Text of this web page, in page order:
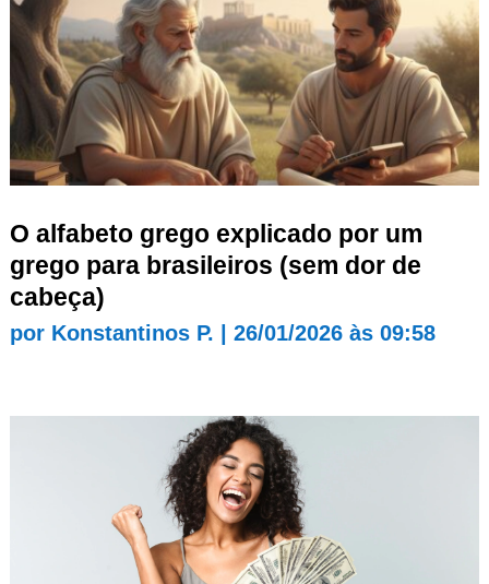
O alfabeto grego explicado por um
grego para brasileiros (sem dor de
cabeça)
por Konstantinos P. 26/01/2026 às 09:58